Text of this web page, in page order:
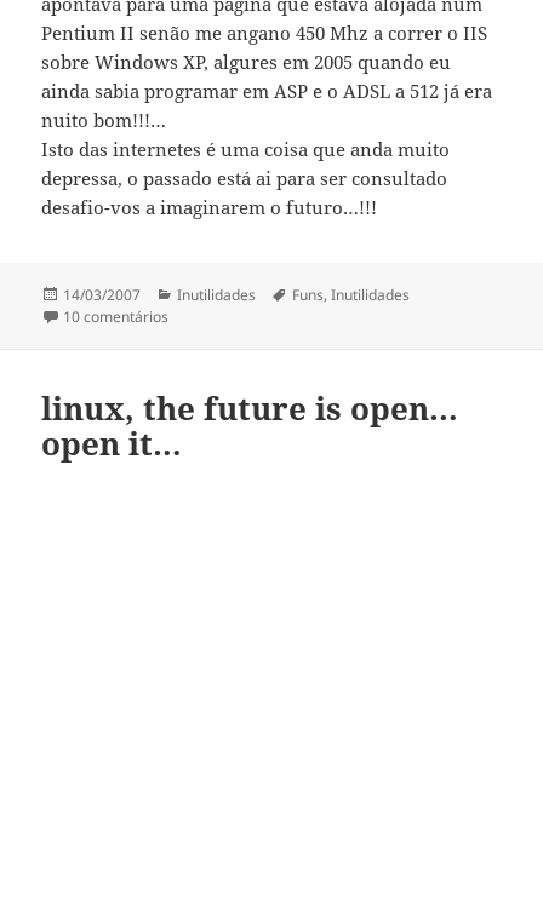
Pentium II senão me angano 450 Mhz a correr o IIS
sobre Windows XP, algures em 2005 quando eu
ainda sabia programar em ASP e o ADSL a 512 já era
nuito bom!!!…
Isto das internetes é uma coisa que anda muito
depressa, o passado está ai para ser consultado
desafio-vos a imaginarem o futuro…!!!
Publicado
a
14/03/2007 Categorias
Inutilidades Etiquetas
Funs,Inutilidades
10 comentários
linux, the future is open…
open it…